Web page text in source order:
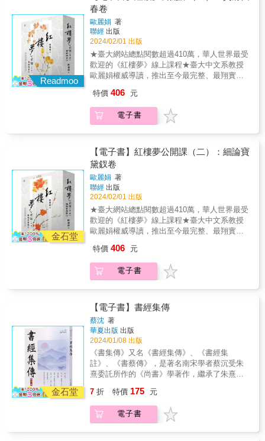
歸，怎料貂蟬靠著董卓遺囑大翻身，鬥倒呂布
上演「女主角的逆襲」，峰迴路轉簡直在演
《甄嬛傳》！◆不是派對咖！孔明只出一張
嘴，閒來無事就貪睡如果穿越到三國時代見孔
明⋯⋯，等等！他怎麼都在睡？諸葛孔明又號
「臥龍先生」，白話文＝「睡蟲先生」，劉備
三顧茅廬見不得，全因孔明夢周公；好不容易
睡；眼見戰爭開打，孔明發號施令讓劉備、關
羽、張飛各自出征，轉頭竟然打起麻將來，原
來他只負責動腦不動手。這不是你印象中的孔
明嗎？孔明雖不是派對咖，但可能是個好牌
通向自我的敲門磚」，研究紅學超過二十年的
歐麗娟教授將帶領讀者藉由這部經典敲開大
門，不只看到《紅樓夢》裡各式各樣、多采多
姿的寶藏，更要召喚出其中的人，也就是讀者
各種可能的自我。《紅樓夢公開課》完整收錄
歐麗娟於臺大線上課程的教授內容，第三冊
「賈府四春」繼續探索《紅樓夢》的人物風
采，以賈府本身的自家女兒：元春、迎春、探
春及惜春為核心，帶領讀者將她們還原為完整
迥異的獨特生命史，探索其生活空間、人際關
係及其內外在的各種處境，而碰觸到躍動起伏
的靈魂深處。
Readmoo
春卷
歐麗娟 著
聯經 出版
2024/02/01 出版
★臺大網站總點閱數超過410萬，華人世界最受
歡迎的《紅樓夢》線上課程★臺大中文系教授
歐麗娟權威導讀，推出至今最完整、最翔實、
文學史上的偉大經典之一，它講述貴族世家中
的婚戀糾葛、族眾紛爭和命運起伏。曹雪芹以
精湛靈動的筆法、充滿詩意的場面描寫和細膩
無數的文學創作及研究。所謂「一切經典皆是
通向自我的敲門磚」，研究紅學超過二十年的
歐麗娟教授將帶領讀者藉由這部經典敲開大
門，不只看到《紅樓夢》裡各式各樣、多采多
姿的寶藏，更要召喚出其中的人，也就是讀者
各種可能的自我。《紅樓夢公開課》完整收錄
歐麗娟於臺大線上課程的教授內容，第三冊
「賈府四春」繼續探索《紅樓夢》的人物風
采，以賈府本身的自家女兒：元春、迎春、探
春及惜春為核心，帶領讀者將她們還原為完整
迥異的獨特生命史，探索其生活空間、人際關
係及其內外在的各種處境，而碰觸到躍動起伏
的靈魂深處。
特價 406 元
電子書
金石堂
【電子書】紅樓夢公開課（二）：細論寶
黛釵卷
歐麗娟 著
聯經 出版
2024/02/01 出版
★臺大網站總點閱數超過410萬，華人世界最受
歡迎的《紅樓夢》線上課程★臺大中文系教授
歐麗娟權威導讀，推出至今最完整、最翔實、
文學史上的偉大經典之一，它講述貴族世家中
的婚戀糾葛、族眾紛爭和命運起伏。曹雪芹以
精湛靈動的筆法、充滿詩意的場面描寫和細膩
無數的文學創作及研究。所謂「一切經典皆是
通向自我的敲門磚」，研究紅學超過二十年的
歐麗娟教授將帶領讀者藉由這部經典敲開大
門，不只看到《紅樓夢》裡各式各樣、多采多
姿的寶藏，更要召喚出其中的人，也就是讀者
各種可能的自我。《紅樓夢公開課》完整收錄
歐麗娟於臺大線上課程的教授內容，第二冊
「細論寶黛釵」深入探索《紅樓夢》的人物風
采，主要聚焦於「鼎足」三人：賈寶玉、林黛
人物，才能將他們還原為完整的、特定經驗上
的個人來看待，並帶領讀者進入他們的生活空
間、人際關係及其內外在的各種處境，而不致
特價 406 元
電子書
金石堂
【電子書】書經集傳
蔡沈 著
華夏出版 出版
2024/01/08 出版
《書集傳》又名《書經集傳》、《書經集
註》、《書蔡傳》，是著名南宋學者蔡沉受朱
熹委託所作的《尚書》學著作，繼承了朱熹不
路，代表了宋代尚書學研究的最高學術成就。
元仁宗延祐二（1315）年議復科舉，立於學
官，定為科舉標準注本。明永樂中胡廣等奉敕
7 折 特價 175 元
電子書